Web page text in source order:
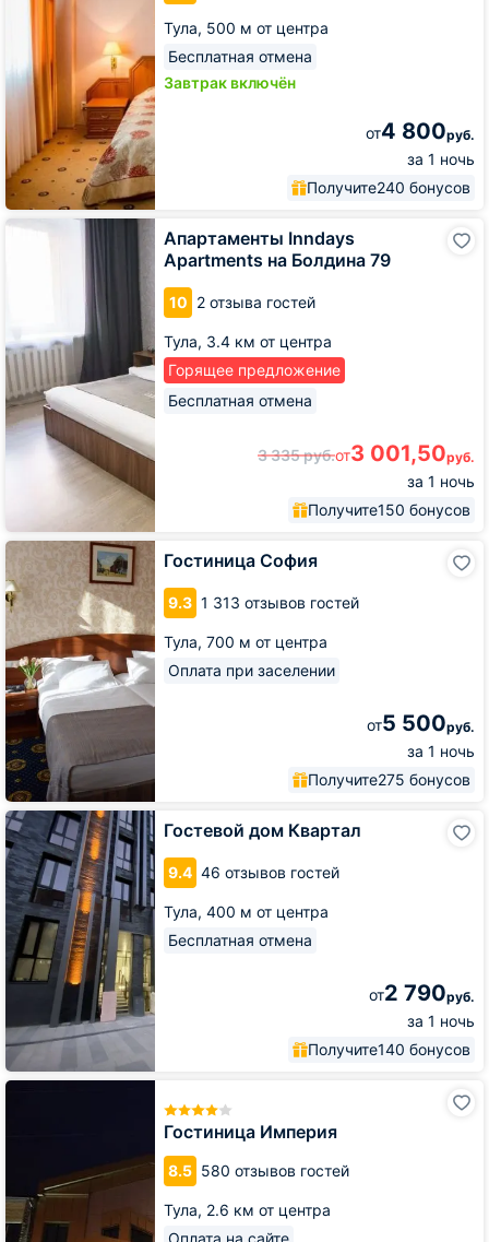
Тула, 500 м от центра
Бесплатная отмена
Завтрак включён
от4 800руб.
за 1 ночь
Получите240 бонусов
Апартаменты Inndays
Apartments на Болдина 79
10 2 отзыва гостей
Тула, 3.4 км от центра
Горящее предложение
Бесплатная отмена
3 335руб.от3 001,50руб.
за 1 ночь
Получите150 бонусов
Апартаменты
Гостиница София
9.3 1 313 отзывов гостей
Тула, 700 м от центра
Оплата при заселении
от5 500руб.
за 1 ночь
Получите275 бонусов
Гостиница
Гостевой дом Квартал
9.4 46 отзывов гостей
Тула, 400 м от центра
Бесплатная отмена
от2 790руб.
за 1 ночь
Получите140 бонусов
Гостевой
дом
Квартал
Гостиница Империя
8.5 580 отзывов гостей
Тула, 2.6 км от центра
Оплата на сайте
Гостиница